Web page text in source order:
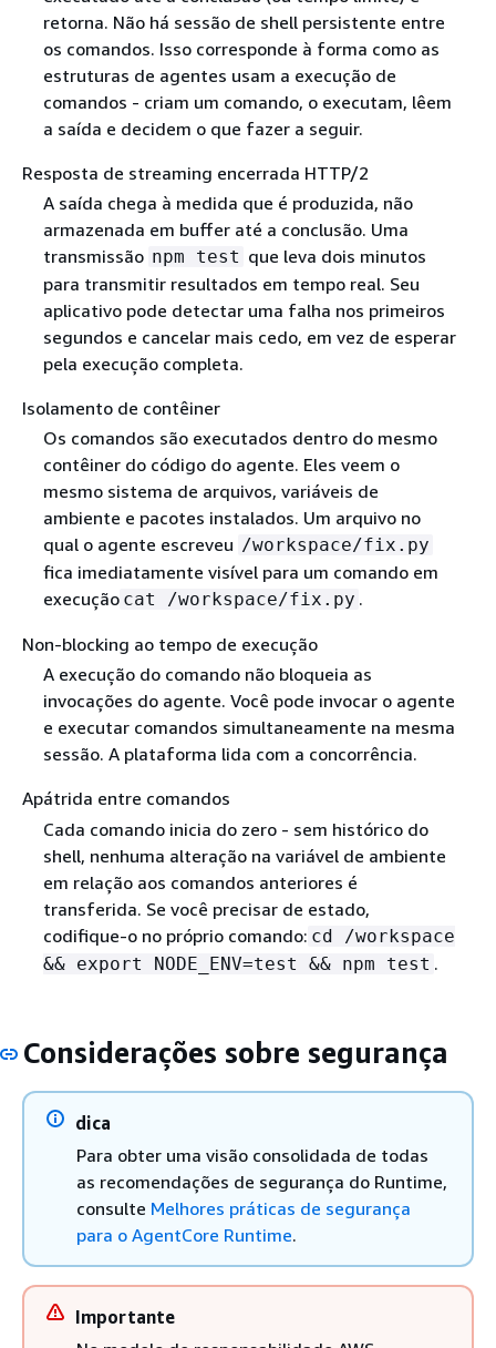
retorna. Não há sessão de shell persistente entre
os comandos. Isso corresponde à forma como as
estruturas de agentes usam a execução de
comandos - criam um comando, o executam, lêem
a saída e decidem o que fazer a seguir.
Resposta de streaming encerrada HTTP/2
A saída chega à medida que é produzida, não
armazenada em buffer até a conclusão. Uma
transmissão npm test que leva dois minutos
para transmitir resultados em tempo real. Seu
aplicativo pode detectar uma falha nos primeiros
segundos e cancelar mais cedo, em vez de esperar
pela execução completa.
Isolamento de contêiner
Os comandos são executados dentro do mesmo
contêiner do código do agente. Eles veem o
mesmo sistema de arquivos, variáveis de
ambiente e pacotes instalados. Um arquivo no
qual o agente escreveu /workspace/fix.py
fica imediatamente visível para um comando em
execução cat /workspace/fix.py .
Non-blocking ao tempo de execução
A execução do comando não bloqueia as
invocações do agente. Você pode invocar o agente
e executar comandos simultaneamente na mesma
sessão. A plataforma lida com a concorrência.
Apátrida entre comandos
Cada comando inicia do zero - sem histórico do
shell, nenhuma alteração na variável de ambiente
em relação aos comandos anteriores é
transferida. Se você precisar de estado,
codifique-o no próprio comando: cd /workspace
&& export NODE_ENV=test && npm test .
Considerações sobre segurança
dica
Para obter uma visão consolidada de todas
as recomendações de segurança do Runtime,
consulte Melhores práticas de segurança
para o AgentCore Runtime.
Importante